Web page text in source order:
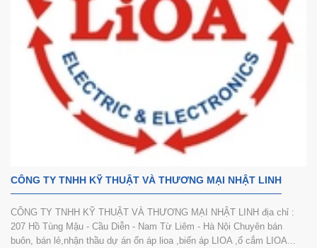
CÔNG TY TNHH KỸ THUẬT VÀ THƯƠNG MẠI NHẬT LINH
CÔNG TY TNHH KỸ THUẬT VÀ THƯƠNG MẠI NHẬT LINH địa chỉ :
207 Hồ Tùng Mậu - Cầu Diễn - Nam Từ Liêm - Hà Nội Chuyên bán
buôn, bán lẻ,nhận thầu dự án ổn áp lioa ,biến áp LIOA ,ổ cắm LIOA...